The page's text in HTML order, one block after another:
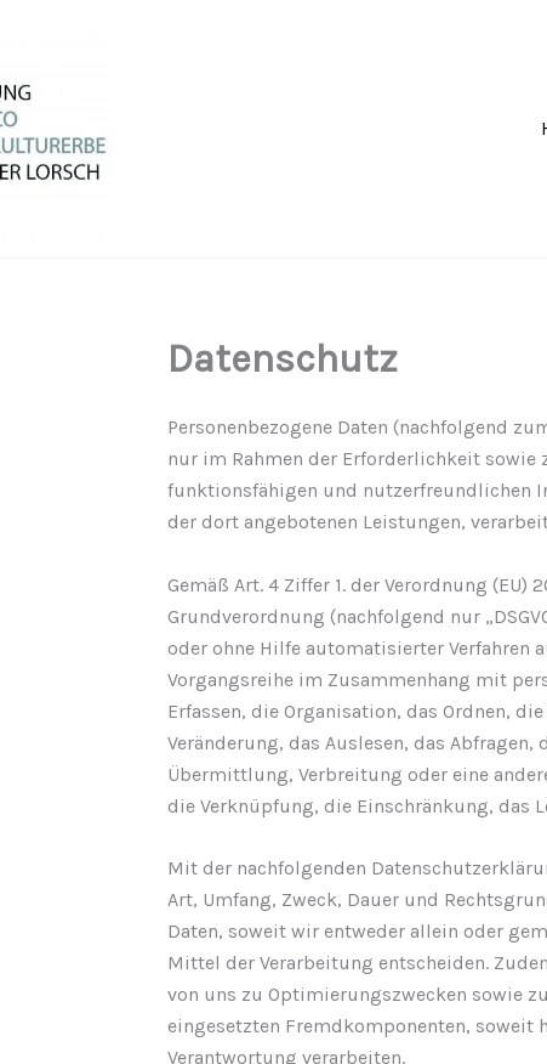
Datenschutz
Personenbezogene Daten (nachfolgend
nur im Rahmen der Erforderlichkeit sowie
funktionsfähigen und nutzerfreundlichen
der dort angebotenen Leistungen,
Gemäß Art. 4 Ziffer 1. der Verordnung (EU)
Grundverordnung (nachfolgend nur
oder ohne Hilfe automatisierter Verfahren
Vorgangsreihe im Zusammenhang mit
Erfassen, die Organisation, das Ordnen,
Veränderung, das Auslesen, das
Übermittlung, Verbreitung oder eine
die Verknüpfung, die Einschränkung, das
Mit der nachfolgenden
Art, Umfang, Zweck, Dauer und
Daten, soweit wir entweder allein oder
Mittel der Verarbeitung entscheiden.
von uns zu Optimierungszwecken sowie
eingesetzten Fremdkomponenten,
Verantwortung verarbeiten.